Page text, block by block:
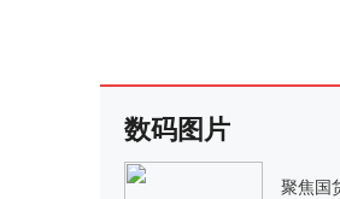
数码图片
聚焦国